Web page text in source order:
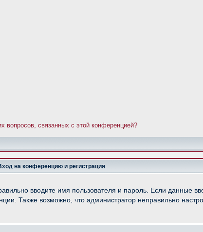
вопросов, связанных с этой конференцией?
на конференцию и регистрация
вводите имя пользователя и пароль. Если данные
Также возможно, что администратор неправильно